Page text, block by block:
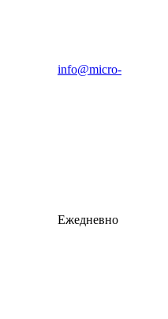
info@micro-
Ежедневно